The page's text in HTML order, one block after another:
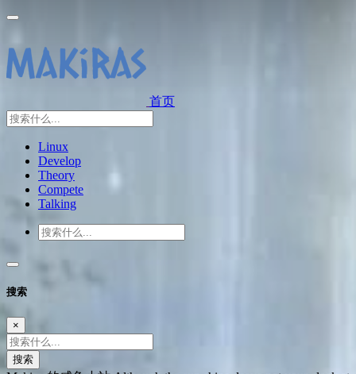
首页
Linux
Develop
Theory
Compete
Talking
搜索
×
搜索